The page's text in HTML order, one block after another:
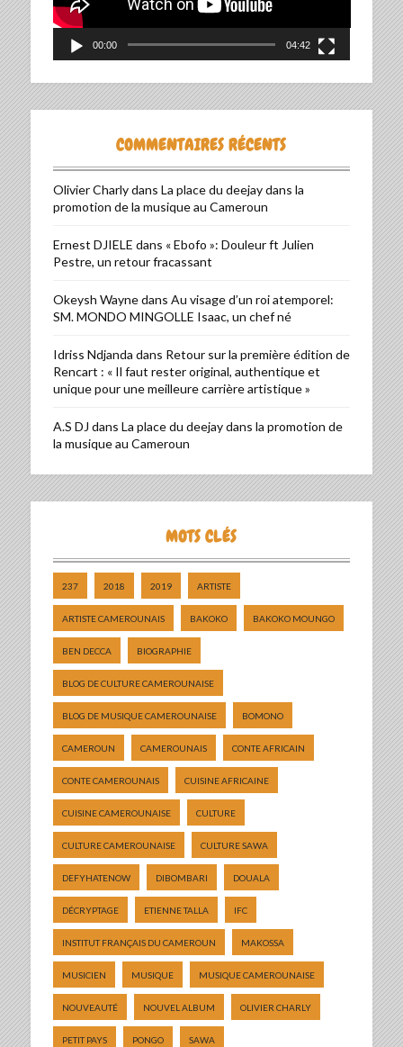
00:00 04:42
COMMENTAIRES RÉCENTS
Olivier Charlydans La place du deejay dans la
promotion de la musique au Cameroun
Ernest DJIELE dans « Ebofo »: Douleur ft Julien
Pestre, un retour fracassant
Okeysh Waynedans Au visage d’un roi atemporel:
SM. MONDO MINGOLLE Isaac, un chef né
Idriss Ndjanda dans Retour sur la première édition de
Rencart : « Il faut rester original, authentique et
unique pour une meilleure carrière artistique »
A.S DJ dans La place du deejay dans la promotion de
la musique au Cameroun
MOTS CLÉS
237 2018 2019 ARTISTE
ARTISTE CAMEROUNAIS BAKOKO BAKOKO MOUNGO
BEN DECCA BIOGRAPHIE
BLOG DE CULTURE CAMEROUNAISE
BLOG DE MUSIQUE CAMEROUNAISE BOMONO
CAMEROUN CAMEROUNAIS CONTE AFRICAIN
CONTE CAMEROUNAIS CUISINE AFRICAINE
CUISINE CAMEROUNAISE CULTURE
CULTURE CAMEROUNAISE CULTURE SAWA
DEFYHATENOW DIBOMBARI DOUALA
DÉCRYPTAGE ETIENNE TALLA IFC
INSTITUT FRANÇAIS DU CAMEROUN MAKOSSA
MUSICIEN MUSIQUE MUSIQUE CAMEROUNAISE
NOUVEAUTÉ NOUVEL ALBUM OLIVIER CHARLY
PETIT PAYS PONGO SAWA